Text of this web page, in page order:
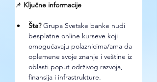
📌 Ključne informacije
Šta? Grupa Svetske banke nudi
besplatne online kurseve koji
omogućavaju polaznicima/ama da
oplemene svoje znanje i veštine iz
oblasti poput održivog razvoja,
finansija i infrastrukture.